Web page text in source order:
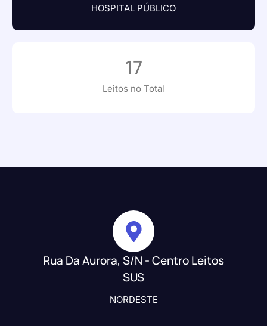
HOSPITAL PÚBLICO
Leitos no Total
17
Rua Da Aurora, S/N - Centro Leitos
SUS
NORDESTE